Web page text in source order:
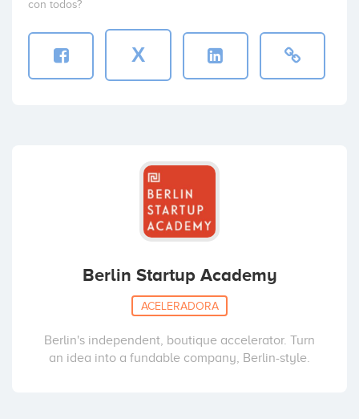
con todos?
X
Berlin Startup Academy
ACELERADORA
Berlin's independent, boutique accelerator. Turn
an idea into a fundable company, Berlin-style.